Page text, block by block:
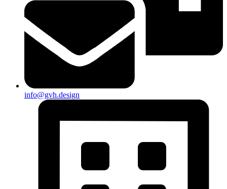
info@gvh.design